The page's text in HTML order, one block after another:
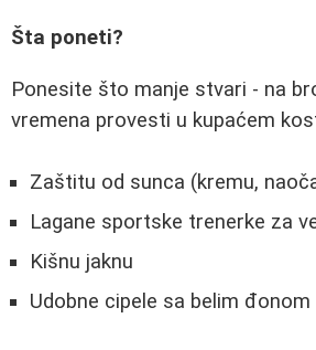
Šta poneti?
Ponesite što manje stvari - na
vremena provesti u kupaćem
Zaštitu od sunca (kremu,
Lagane sportske trenerke za
Kišnu jaknu
Udobne cipele sa belim đonom